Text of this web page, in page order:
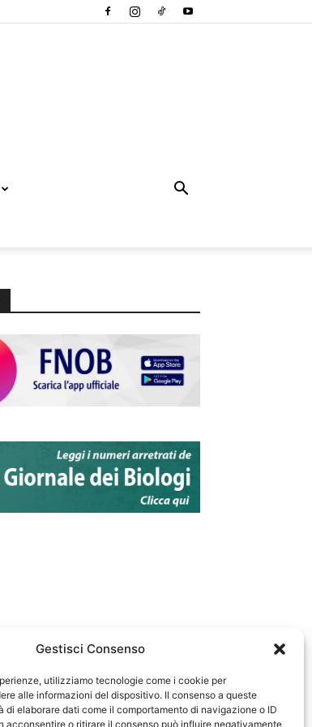
Gestisci Consenso
utilizziamo tecnologie come i cookie per
alle informazioni del dispositivo. Il consenso a queste
di elaborare dati come il comportamento di navigazione o ID
acconsentire o ritirare il consenso può influire negativamente